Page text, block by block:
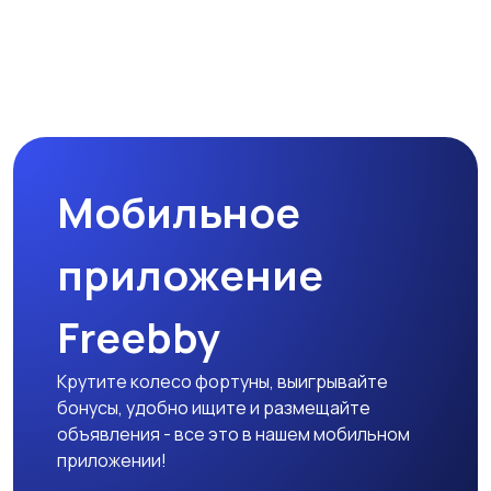
Мобильное
приложение
Freebby
Крутите колесо фортуны, выигрывайте
бонусы, удобно ищите и размещайте
объявления - все это в нашем мобильном
приложении!